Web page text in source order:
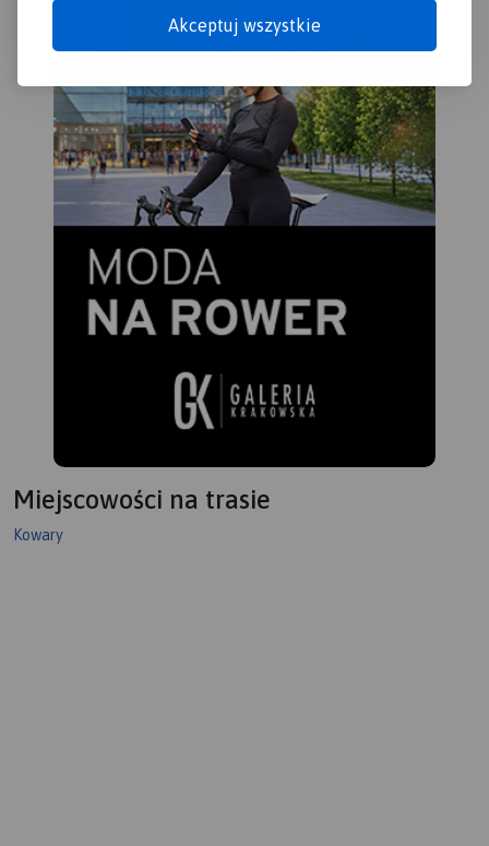
Akceptuj wszystkie
Miejscowości na trasie
Kowary